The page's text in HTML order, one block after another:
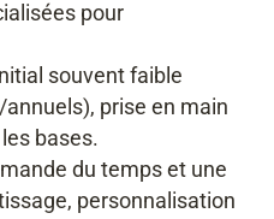
pour
souvent faible
prise en main
bases.
du temps et une
personnalisation